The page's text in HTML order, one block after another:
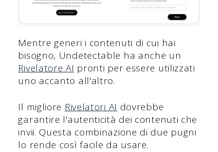
Mentre generi i contenuti di cui hai
bisogno, Undetectable ha anche un
Rivelatore AI pronti per essere utilizzati
uno accanto all'altro.
Il migliore Rivelatori AI dovrebbe
garantire l'autenticità dei contenuti che
invii. Questa combinazione di due pugni
lo rende così facile da usare.